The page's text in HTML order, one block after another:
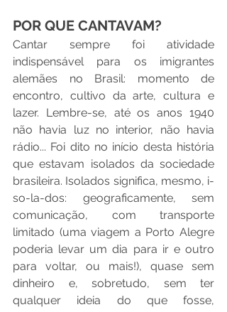
POR QUE CANTAVAM?
Cantar sempre foi atividade
indispensável para os imigrantes
alemães no Brasil: momento de
encontro, cultivo da arte, cultura e
lazer. Lembre-se, até os anos 1940
não havia luz no interior, não havia
rádio... Foi dito no início desta história
que estavam isolados da sociedade
brasileira. Isolados significa, mesmo, i-
so-la-dos: geograficamente, sem
comunicação, com transporte
limitado (uma viagem a Porto Alegre
poderia levar um dia para ir e outro
para voltar, ou mais!), quase sem
dinheiro e, sobretudo, sem ter
qualquer ideia do que fosse,